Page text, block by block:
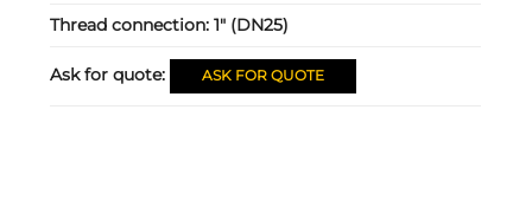
Thread connection:1" (DN25)
Ask for quote: ASK FOR QUOTE